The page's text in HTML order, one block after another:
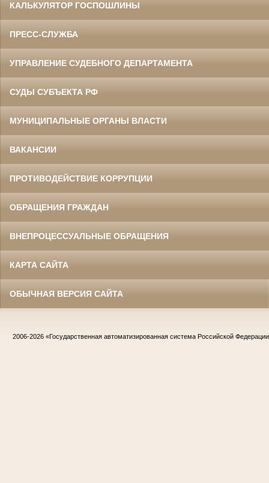
КАЛЬКУЛЯТОР ГОСПОШЛИНЫ
ПРЕСС-СЛУЖБА
УПРАВЛЕНИЕ СУДЕБНОГО ДЕПАРТАМЕНТА
СУДЫ СУБЪЕКТА РФ
МУНИЦИПАЛЬНЫЕ ОРГАНЫ ВЛАСТИ
ВАКАНСИИ
ПРОТИВОДЕЙСТВИЕ КОРРУПЦИИ
ОБРАЩЕНИЯ ГРАЖДАН
ВНЕПРОЦЕССУАЛЬНЫЕ ОБРАЩЕНИЯ
КАРТА САЙТА
ОБЫЧНАЯ ВЕРСИЯ САЙТА
2006-2026 «Государственная автоматизированная система Российской